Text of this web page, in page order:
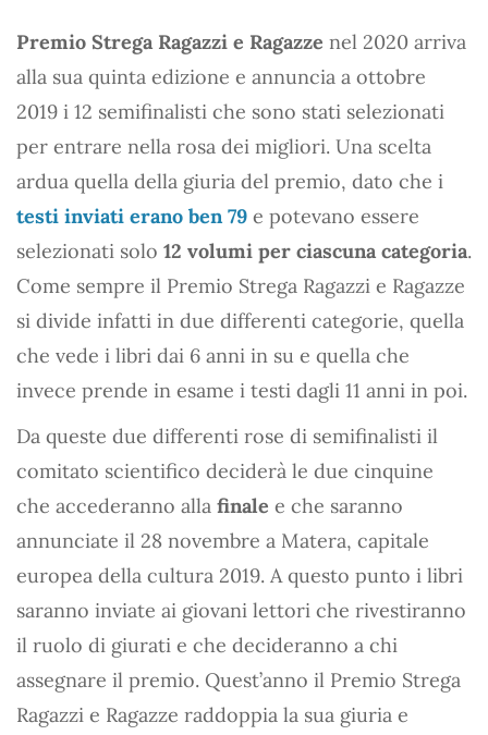
Premio Strega Ragazzi e Ragazze nel 2020 arriva
alla sua quinta edizione e annuncia a ottobre
2019 i 12 semifinalisti che sono stati selezionati
per entrare nella rosa dei migliori. Una scelta
ardua quella della giuria del premio, dato che i
testi inviati erano ben 79 e potevano essere
selezionati solo 12 volumi per ciascuna categoria.
Come sempre il Premio Strega Ragazzi e Ragazze
si divide infatti in due differenti categorie, quella
che vede i libri dai 6 anni in su e quella che
invece prende in esame i testi dagli 11 anni in poi.
Da queste due differenti rose di semifinalisti il
comitato scientifico deciderà le due cinquine
che accederanno alla finale e che saranno
annunciate il 28 novembre a Matera, capitale
europea della cultura 2019. A questo punto i libri
saranno inviate ai giovani lettori che rivestiranno
il ruolo di giurati e che decideranno a chi
assegnare il premio. Quest’anno il Premio Strega
Ragazzi e Ragazze raddoppia la sua giuria e